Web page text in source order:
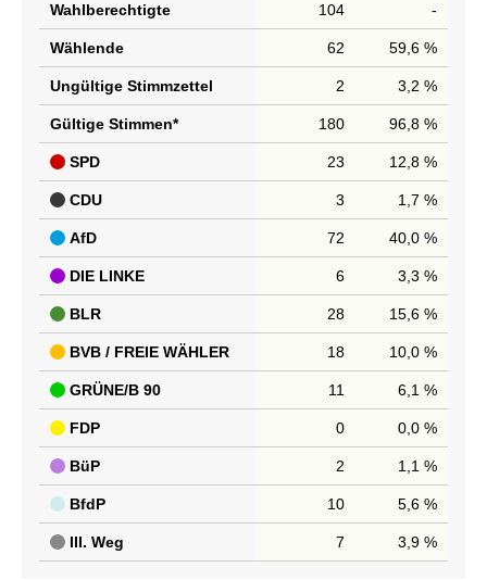
Wahlberechtigte 104 -
Wählende 62 59,6 %
Ungültige Stimmzettel 2 3,2 %
Gültige Stimmen* 180 96,8 %
SPD 23 12,8 %
CDU 3 1,7 %
AfD 72 40,0 %
DIE LINKE 6 3,3 %
BLR 28 15,6 %
BVB / FREIE WÄHLER 18 10,0 %
GRÜNE/B 90 11 6,1 %
FDP 0 0,0 %
BüP 2 1,1 %
BfdP 10 5,6 %
III. Weg 7 3,9 %